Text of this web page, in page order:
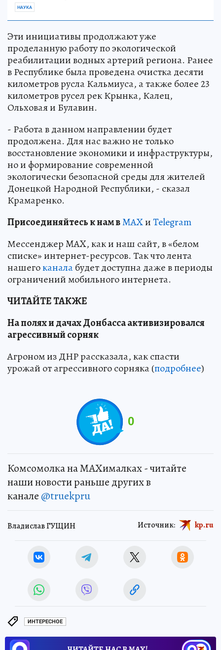
НАУКА
Эти инициативы продолжают уже
проделанную работу по экологической
реабилитации водных артерий региона. Ранее
в Республике была проведена очистка десяти
километров русла Кальмиуса, а также более 23
километров русел рек Крынка, Калец,
Ольховая и Булавин.
- Работа в данном направлении будет
продолжена. Для нас важно не только
восстановление экономики и инфраструктуры,
но и формирование современной
экологически безопасной среды для жителей
Донецкой Народной Республики, - сказал
Крамаренко.
Присоединяйтесь к нам вMAXиTelegram
Мессенджер MAX, как и наш сайт, в «белом
списке» интернет-ресурсов. Так что лента
нашегоканалабудет доступна даже в периоды
ограничений мобильного интернета.
ЧИТАЙТЕ ТАКЖЕ
На полях и дачах Донбасса активизировался
агрессивный сорняк
Агроном из ДНР рассказала, как спасти
урожай от агрессивного сорняка (подробнее)
0
Комсомолка на MAXималках - читайте
наши новости раньше других в
канале @truekpru
Владислав ГУЩИН Источник: kp.ru
ИНТЕРЕСНОЕ